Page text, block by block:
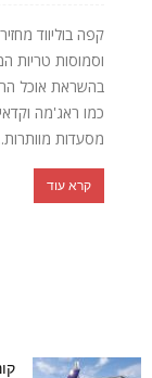
קפה בוליווד
וסמוסות טריות
בהשראת אוכל
מסעדות
קרא עוד